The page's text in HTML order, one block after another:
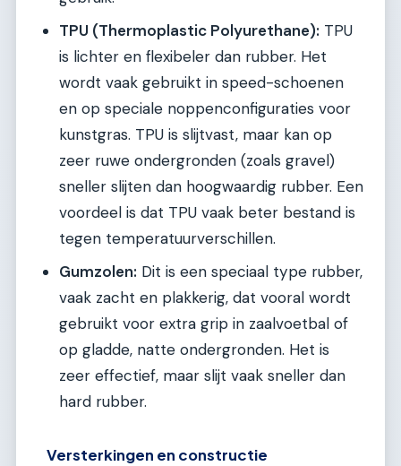
TPU (Thermoplastic Polyurethane): TPU
is lichter en flexibeler dan rubber. Het
wordt vaak gebruikt in speed-schoenen
en op speciale noppenconfiguraties voor
kunstgras. TPU is slijtvast, maar kan op
zeer ruwe ondergronden (zoals gravel)
sneller slijten dan hoogwaardig rubber. Een
voordeel is dat TPU vaak beter bestand is
tegen temperatuurverschillen.
Gumzolen: Dit is een speciaal type rubber,
vaak zacht en plakkerig, dat vooral wordt
gebruikt voor extra grip in zaalvoetbal of
op gladde, natte ondergronden. Het is
zeer effectief, maar slijt vaak sneller dan
hard rubber.
Versterkingen en constructie